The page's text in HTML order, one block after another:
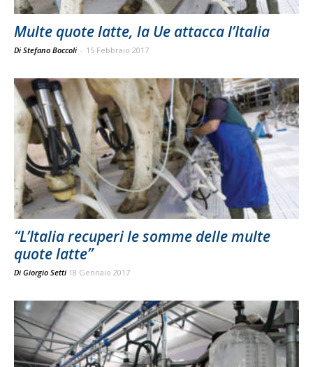
Multe quote latte, la Ue attacca l’Italia
Di Stefano Boccoli - 15 Febbraio 2017
“L’Italia recuperi le somme delle multe
quote latte”
Di Giorgio Setti 18 Gennaio 2017